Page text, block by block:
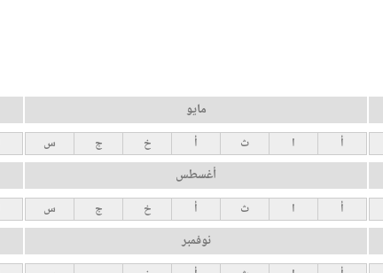
مايو
أ ا ث أ خ ج س
أغسطس
أ ا ث أ خ ج س
نوفمبر